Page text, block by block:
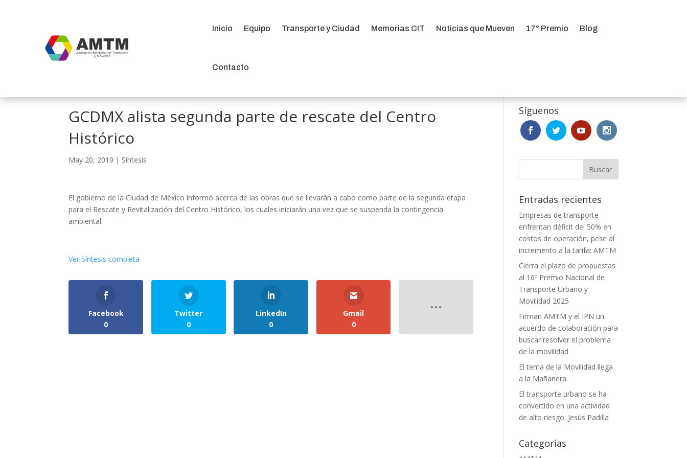
Inicio Equipo Transporte y Ciudad Memorias CIT Noticias que Mueven 17° Premio Blog
Contacto
GCDMX alista segunda parte de rescate del Centro
Histórico
May 20, 2019 | Síntesis
El gobierno de la Ciudad de México informó acerca de las obras que se llevarán a cabo como parte de la segunda etapa
para el Rescate y Revitalización del Centro Histórico, los cuales iniciarán una vez que se suspenda la contingencia
ambiental.
Ver Síntesis completa
Facebook
0
Twitter
0
LinkedIn
0
Gmail
0
Síguenos
Entradas recientes
Empresas de transporte
enfrentan déficit del 50% en
costos de operación, pese al
incremento a la tarifa: AMTM
Cierra el plazo de propuestas
al 16º Premio Nacional de
Transporte Urbano y
Movilidad 2025
Firman AMTM y el IPN un
acuerdo de colaboración para
buscar resolver el problema
de la movilidad
El tema de la Movilidad llega
a la Mañanera.
El transporte urbano se ha
convertido en una actividad
de alto riesgo: Jesús Padilla
Categorías